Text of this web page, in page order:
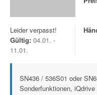
Leider verpasst!
Gültig: 04.01. -
11.01.
SN436 / 536S01 oder
Sonderfunktionen,